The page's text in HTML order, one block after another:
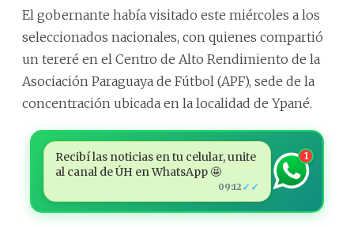
El gobernante había visitado este miércoles a los
seleccionados nacionales, con quienes compartió
un tereré en el Centro de Alto Rendimiento de la
Asociación Paraguaya de Fútbol (APF), sede de la
concentración ubicada en la localidad de Ypané.
Recibí las noticias en tu celular, unite
al canal de ÚH en WhatsApp 🤩
09:12 ✓✓
1